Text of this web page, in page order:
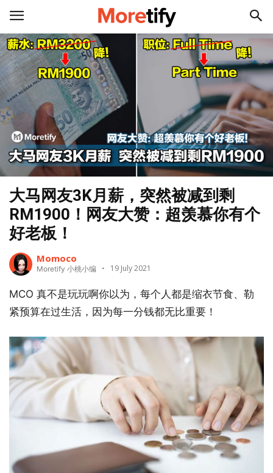
大马网友3K月薪，突然被减到剩
RM1900！网友大赞：超羡慕你有个
好老板！
Momoco
Moretify 小桃小编 19 July 2021
MCO 真不是玩玩啊你以为，每个人都是缩衣节食、勒
紧预算在过生活，因为每一分钱都无比重要！